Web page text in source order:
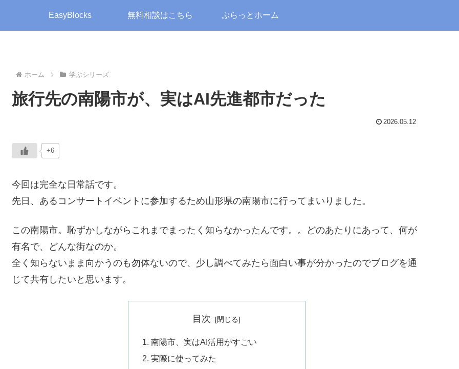
EasyBlocks 無料相談はこちら ぷらっとホーム
ホーム 学ぶシリーズ
旅行先の南陽市が、実はAI先進都市だった
2026.05.12
+6
今回は完全な日常話です。
先日、あるコンサートイベントに参加するため山形県の南陽市に行ってまいりました。
この南陽市。恥ずかしながらこれまでまったく知らなかったんです。。どのあたりにあって、何が
有名で、どんな街なのか。
全く知らないまま向かうのも勿体ないので、少し調べてみたら面白い事が分かったのでブログを通
じて共有したいと思います。
目次
南陽市、実はAI活用がすごい
実際に使ってみた